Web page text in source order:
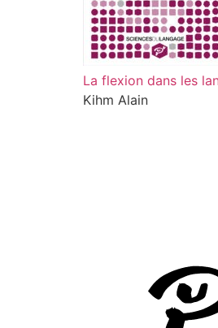
La flexion dans les
Kihm Alain